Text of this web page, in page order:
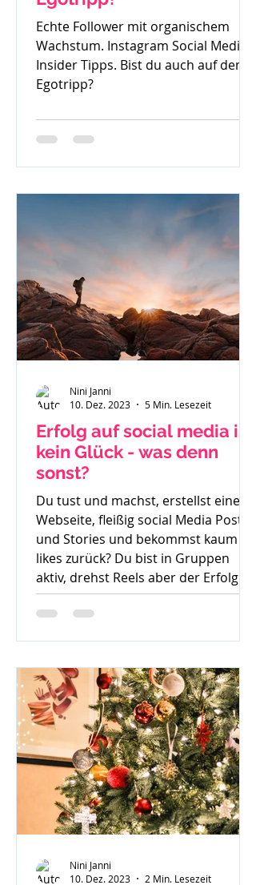
Echte Follower mit organischem
Wachstum. Instagram Social Media
Insider Tipps. Bist du auch auf dem
Egotripp?
Erfolg auf social media ist
kein Glück - was denn
sonst?
Du tust und machst, erstellst eine
Webseite, fleißig social Media Posts
und Stories und bekommst kaum
likes zurück? Du bist in Gruppen
aktiv, drehst Reels aber der Erfolg
bleibt aus. So langsam weißt du
nicht mehr weiter. Was denn noch
besonders überzeugt von einem
geschriebenen Beitrag bist - läuft
dieser gar nicht. Du weißt in dir drin
- ich kann richtig was, ich habe eine
Botschaft aber scheinbar hört sie
Niemand oder
Nini Janni
10. Dez. 2023
5 Min. Lesezeit
Nini Janni
10. Dez. 2023
2 Min. Lesezeit